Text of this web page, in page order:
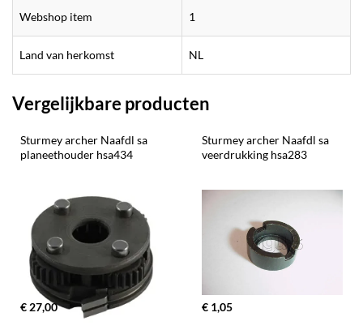
Webshop item 1
Land van herkomst NL
Vergelijkbare producten
Sturmey archer Naafdl sa
planeethouder hsa434
€ 27,00
Sturmey archer Naafdl sa
veerdrukking hsa283
€ 1,05